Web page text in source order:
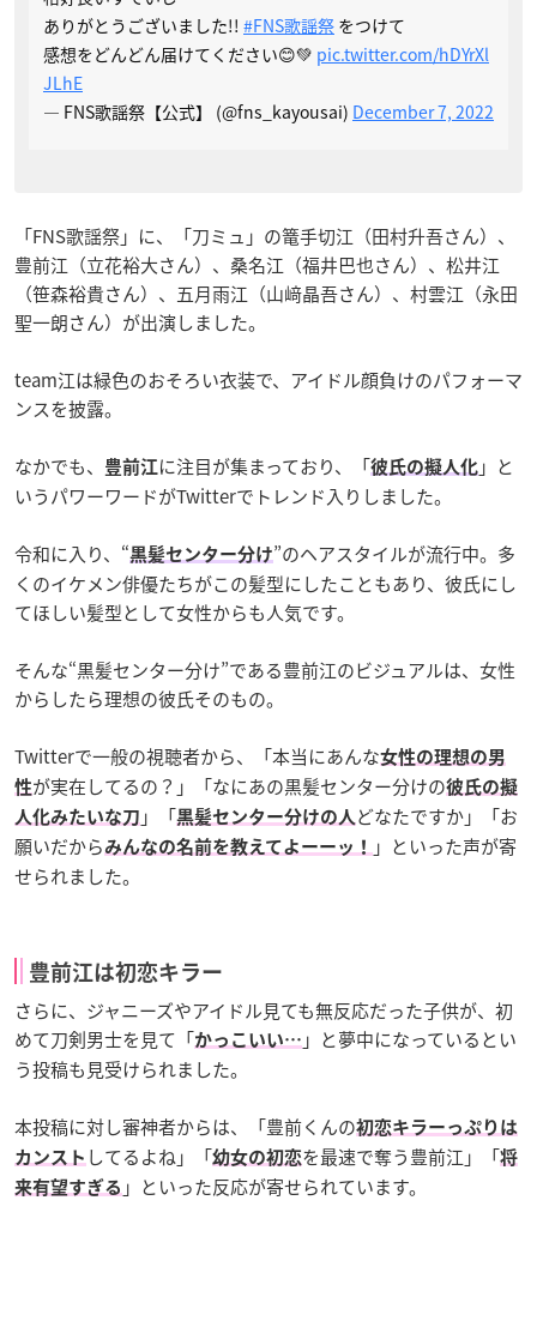
ありがとうございました!! #FNS歌謡祭 をつけて
感想をどんどん届けてください😊💚 pic.twitter.com/hDYrXl
JLhE
— FNS歌謡祭【公式】 (@fns_kayousai) December 7, 2022
「FNS歌謡祭」に、「刀ミュ」の篭手切江（田村升吾さん）、
豊前江（立花裕大さん）、桑名江（福井巴也さん）、松井江
（笹森裕貴さん）、五月雨江（山﨑晶吾さん）、村雲江（永田
聖一朗さん）が出演しました。
team江は緑色のおそろい衣装で、アイドル顔負けのパフォーマ
ンスを披露。
なかでも、 豊前江 に注目が集まっており、「彼氏の擬人化 」と
いうパワーワードがTwitterでトレンド入りしました。
令和に入り、“黒髪センター分け”のヘアスタイルが流行中。多
くのイケメン俳優たちがこの髪型にしたこともあり、彼氏にし
てほしい髪型として女性からも人気です。
そんな“黒髪センター分け”である豊前江のビジュアルは、女性
からしたら理想の彼氏そのもの。
Twitterで一般の視聴者から、「本当にあんな女性の理想の男
性が実在してるの ？ 」「なにあの黒髪センター分けの彼氏の擬
人化みたいな刀 」「黒髪センター分けの人 どなたですか」「お
願いだからみんなの名前を教えてよーーッ！
」といった声が寄
せられました。
豊前江は初恋キラー
さらに、ジャニーズやアイドル見ても無反応だった子供が、初
めて刀剣男士を見て「かっこいい… 」と夢中になっているとい
う投稿も見受けられました。
本投稿に対し審神者からは、「豊前くんの初恋キラー っぷりは
カンスト してるよね」「幼女の初恋を最速で奪う豊前江」「将
来有望すぎる 」といった反応が寄せられています。